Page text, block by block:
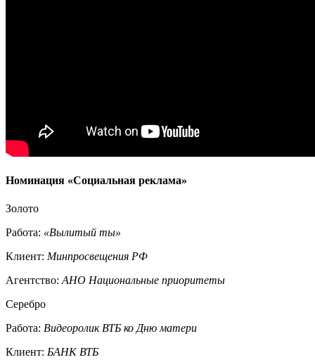
Номинация «Социальная реклама»
Золото
Работа: «Вылитый ты»
Клиент: Минпросвещения РФ
Агентство: АНО Национальные приоритеты
Серебро
Работа: Видеоролик ВТБ ко Дню матери
Клиент: БАНК ВТБ